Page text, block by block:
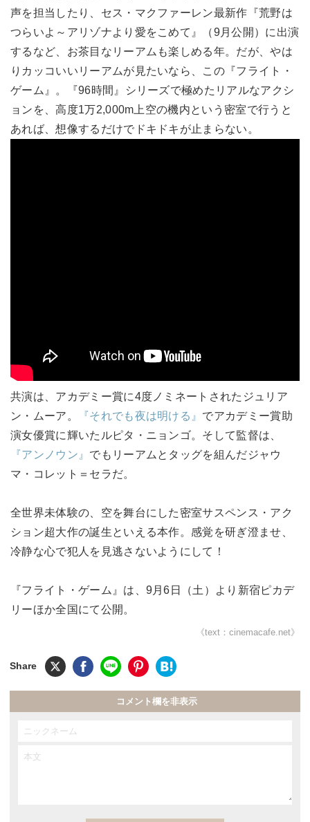
声を担当したり、セス・マクファーレン最新作『荒野は
つらいよ～アリゾナより愛をこめて』（9月公開）に出演
するなど、お茶目なリーアムも楽しめる年。だが、やは
りカッコいいリーアムが見たいなら、この『フライト・
ゲーム』。『96時間』シリーズで極めたリアルなアクシ
ョンを、高度1万2,000m上空の機内という密室で行うと
あれば、想像するだけでドキドキが止まらない。
共演は、アカデミー賞に4度ノミネートされたジュリア
ン・ムーア。
『それでも夜は明ける』 でアカデミー賞助
演女優賞に輝いたルピタ・ニョンゴ。そして監督は、
『アンノウン』 でもリーアムとタッグを組んだジャウ
マ・コレット＝セラだ。
全世界未体験の、空を舞台にした密室サスペンス・アク
ション超大作の誕生といえる本作。感覚を研ぎ澄ませ、
冷静な心で犯人を見逃さないようにして！
『フライト・ゲーム』は、9月6日（土）より新宿ピカデ
リーほか全国にて公開。
《text：cinemacafe.net》
コメント欄を非表示